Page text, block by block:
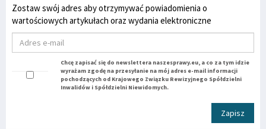
Zostaw swój adres aby otrzymywać powiadomienia o
wartościowych artykułach oraz wydania elektroniczne
Chcę zapisać się do newslettera naszesprawy.eu, a co za tym idzie
wyrażam zgodę na przesyłanie na mój adres e-mail informacji
pochodzących od Krajowego Związku Rewizyjnego Spółdzielni
Inwalidów i Spółdzielni Niewidomych.
Zapisz